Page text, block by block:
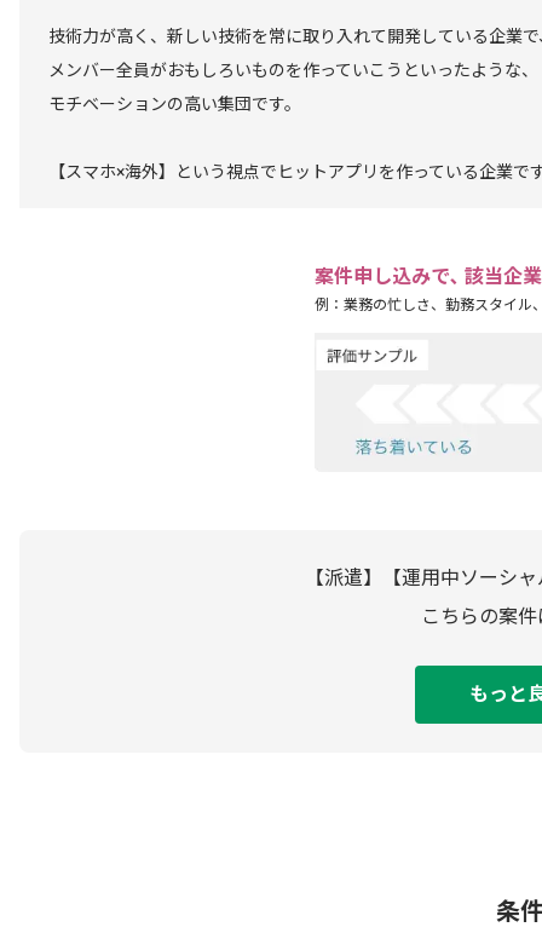
技術力が高く、新しい技術を常に取り入れて開発している企業で
メンバー全員がおもしろいものを作っていこうといったような、
モチベーションの高い集団です。
【スマホ×海外】という視点でヒットアプリを作っている企業で
案件申し込みで､ 該当企
例：業務の忙しさ、勤務スタイル
【派遣】【運用中ソーシ
こちらの案
もっと
条